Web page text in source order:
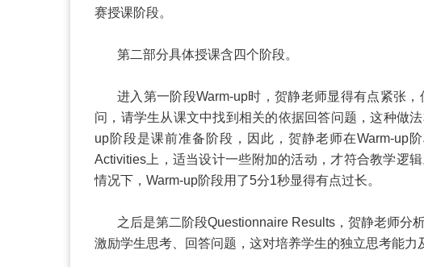
赛授课阶段。
第二部分具体授课含四个阶段。
进入第一阶段Warm-up时，贺静老师显得有点紧张
问，请学生从课文中找到相关的依据回答问题，这种做
up阶段是课前准备阶段，因此，贺静老师在Warm-up
Activities 上，适当设计一些附加的活动，才符合教学逻
情况下， Warm-up阶段用了5分1秒显得有点过长。
之后是第二阶段Questionnaire Results ，贺静老师分
激励学生思考、回答问题，这对培养学生的独立思考能力